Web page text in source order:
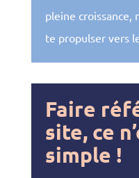
pleine croissance,
te propulser vers
Faire
site, ce
simple !